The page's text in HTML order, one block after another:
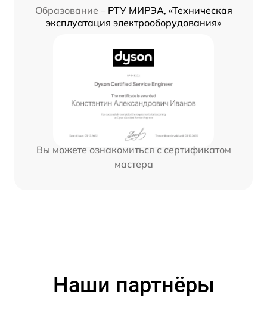
Образование – РТУ МИРЭА, «Техническая
эксплуатация электрооборудования»
Вы можете ознакомиться с сертификатом
мастера
Наши партнёры